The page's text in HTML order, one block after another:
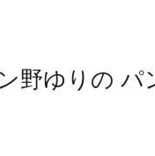
野ゆりの パ